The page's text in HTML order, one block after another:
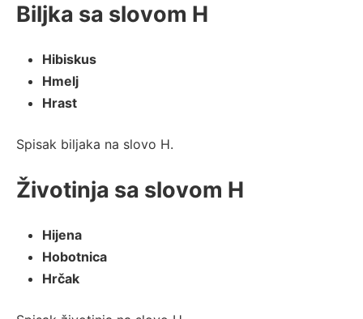
Biljka sa slovom H
Hibiskus
Hmelj
Hrast
Spisak biljaka na slovo H.
Životinja sa slovom H
Hijena
Hobotnica
Hrčak